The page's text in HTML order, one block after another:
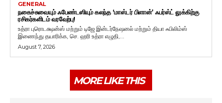
GENERAL
நகைச்சுவையும் ஃபேண்டஸியும் கலந்த ‘மாஸ்டர் பிளான்’ ஃபர்ஸ்ட் லுக்கிற்கு
ரசிகர்களிடம் வரவேற்பு!
உத்ரா புரொடக்ஷன்ஸ் மற்றும் டிஜே இன்டர்நேஷனல் மற்றும் தியா ஃபிலிம்ஸ்
இணைந்து தயாரிக்க, செ. ஹரி உத்ரா எழுதி,...
August 7, 2026
MORE LIKE THIS